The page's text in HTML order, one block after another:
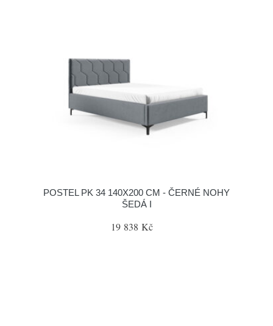
POSTEL PK 34 140X200 CM - ČERNÉ NOHY
ŠEDÁ I
19 838 Kč